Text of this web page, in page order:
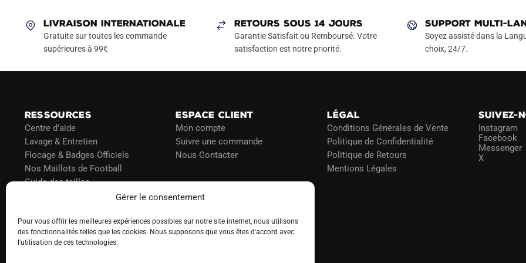
Gérer le consentement
Pour vous offrir les meilleures expériences possibles sur notre site internet, nous utilisons
des fonctionnalités telles que les cookies. Nous supposons que vous êtes d'accord avec
l'utilisation de ces technologies.
Les
options
peuvent
page
du
produit
Les
options
peuvent
produit
LIVRAISON INTERNATIONALE
Gratuite sur toutes les commande
supérieures à 99€
RETOURS SOUS 14 JOURS
Garantie Satisfait ou Remboursé. Votre
satisfaction est notre priorité.
SUPPORT MULTI-
Soyez assisté dans la
choix, 24/7.
RESSOURCES
Centre d’aide
Lavage & Entretien
Flocage & Badges Officiels
Nos Maillots de Football
Guide des tailles
Blog
ESPACE CLIENT
Mon compte
Suivre une commande
Nous Contacter
LÉGAL
Conditions Générales de Vente
Politique de Confidentialité
Politique de Retours
Mentions Légales
SUIVEZ-
Instagram
Facebook
Messenger
X